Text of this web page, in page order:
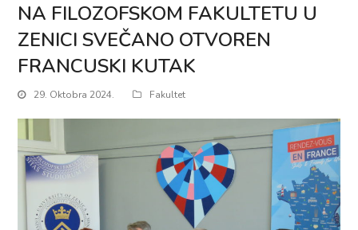
NA FILOZOFSKOM FAKULTETU U
ZENICI SVEČANO OTVOREN
FRANCUSKI KUTAK
29. Oktobra 2024. Fakultet